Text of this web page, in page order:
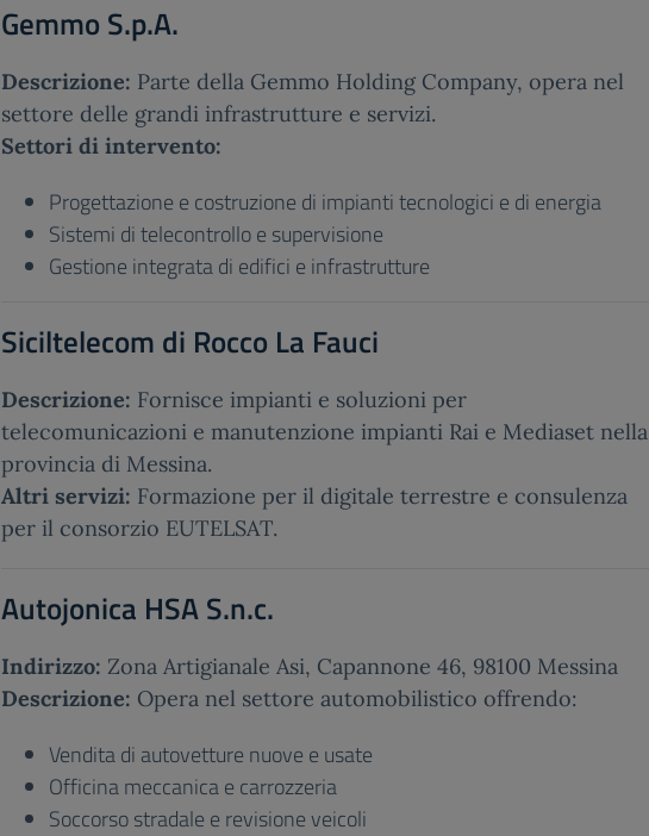
Gemmo S.p.A.
Descrizione: Parte della Gemmo Holding Company, opera nel
settore delle grandi infrastrutture e servizi.
Settori di intervento:
Progettazione e costruzione di impianti tecnologici e di energia
Sistemi di telecontrollo e supervisione
Gestione integrata di edifici e infrastrutture
Siciltelecom di Rocco La Fauci
Descrizione: Fornisce impianti e soluzioni per
telecomunicazioni e manutenzione impianti Rai e Mediaset nella
provincia di Messina.
Altri servizi: Formazione per il digitale terrestre e consulenza
per il consorzio EUTELSAT.
Autojonica HSA S.n.c.
Indirizzo: Zona Artigianale Asi, Capannone 46, 98100 Messina
Descrizione: Opera nel settore automobilistico offrendo:
Vendita di autovetture nuove e usate
Officina meccanica e carrozzeria
Soccorso stradale e revisione veicoli